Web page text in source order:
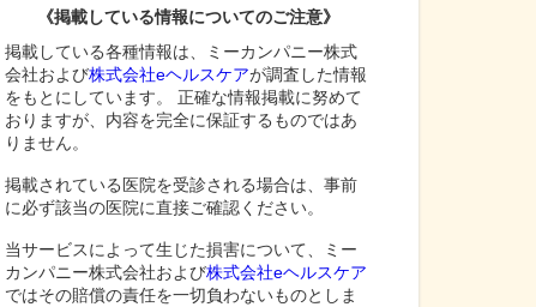
《掲載している情報についてのご注意》
掲載している各種情報は、ミーカンパニー株式
会社および株式会社eヘルスケアが調査した情報
をもとにしています。 正確な情報掲載に努めて
おりますが、内容を完全に保証するものではあ
りません。
掲載されている医院を受診される場合は、事前
に必ず該当の医院に直接ご確認ください。
当サービスによって生じた損害について、ミー
カンパニー株式会社および株式会社eヘルスケア
ではその賠償の責任を一切負わないものとしま